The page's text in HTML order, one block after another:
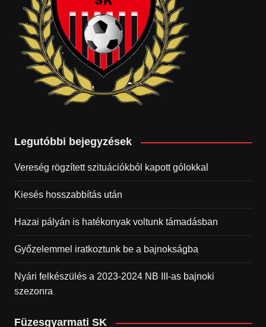
Legutóbbi bejegyzések
Vereség rögzített szituációkból kapott gólokkal
Kiesés hosszabbítás után
Hazai pályán is hatékonyak voltunk támadásban
Győzelemmel iratkoztunk be a bajnokságba
Nyári felkészülés a 2023-2024 NB III-as bajnoki
szezonra
Füzesgyarmati SK